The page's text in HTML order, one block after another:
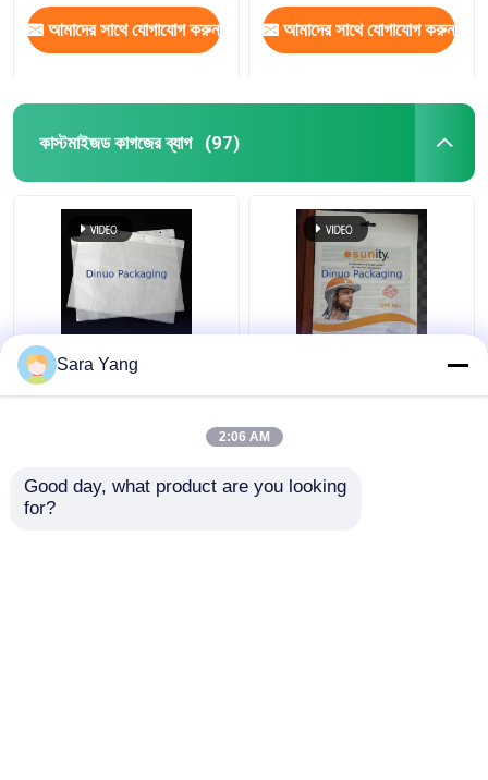
আমাদের সাথে যোগাযোগ করুন আমাদের সাথে যোগাযোগ করুন
কাস্টমাইজড কাগজের ব্যাগ (97)
চার-মাত্রিক কন্টিনিউম গ্লাসিন
পেপার ব্যাগ
Sara Yang
2:06 AM
Good day, what product are you looking
for?